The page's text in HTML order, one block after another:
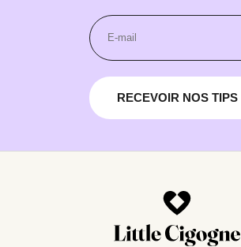
RECEVOIR NOS TIPS